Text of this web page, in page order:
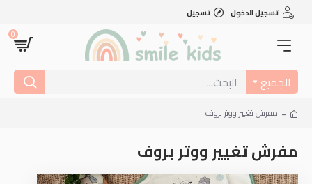
تسجيل الدخول
تسجيل
0
الجميع
مفرش تغيير ووتر بروف
مفرش تغيير ووتر بروف